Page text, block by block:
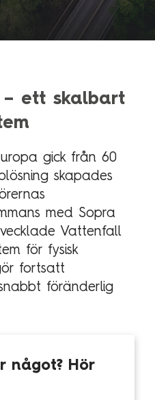
– ett skalbart
gick från 60
skapades
med Sopra
Vattenfall
för fysisk
fortsatt
föränderlig
något? Hör